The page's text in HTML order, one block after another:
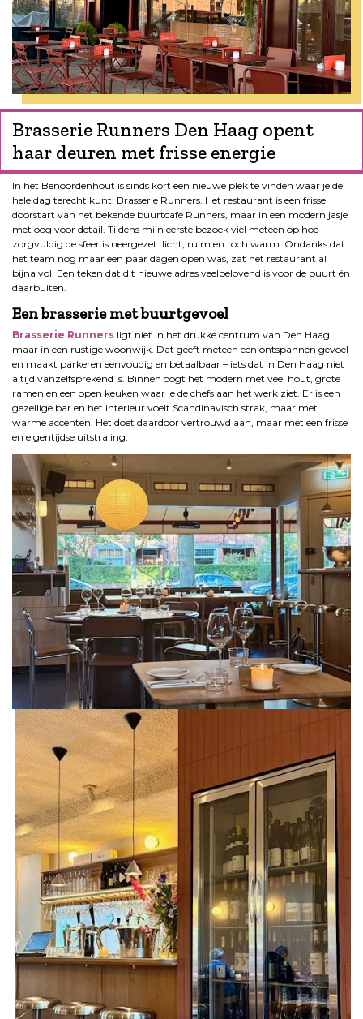
Brasserie Runners Den Haag opent
haar deuren met frisse energie
In het Benoordenhout is sinds kort een nieuwe plek te vinden waar je de
hele dag terecht kunt: Brasserie Runners. Het restaurant is een frisse
doorstart van het bekende buurtcafé Runners, maar in een modern jasje
met oog voor detail. Tijdens mijn eerste bezoek viel meteen op hoe
zorgvuldig de sfeer is neergezet: licht, ruim en toch warm. Ondanks dat
het team nog maar een paar dagen open was, zat het restaurant al
bijna vol. Een teken dat dit nieuwe adres veelbelovend is voor de buurt én
daarbuiten.
Een brasserie met buurtgevoel
Brasserie Runners ligt niet in het drukke centrum van Den Haag,
maar in een rustige woonwijk. Dat geeft meteen een ontspannen gevoel
en maakt parkeren eenvoudig en betaalbaar – iets dat in Den Haag niet
altijd vanzelfsprekend is. Binnen oogt het modern met veel hout, grote
ramen en een open keuken waar je de chefs aan het werk ziet. Er is een
gezellige bar en het interieur voelt Scandinavisch strak, maar met
warme accenten. Het doet daardoor vertrouwd aan, maar met een frisse
en eigentijdse uitstraling.